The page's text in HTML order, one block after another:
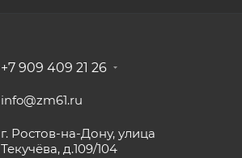
+7 909 409 21 26
info@zm61.ru
г. Ростов-на-Дону, улица
Текучёва, д.109/104